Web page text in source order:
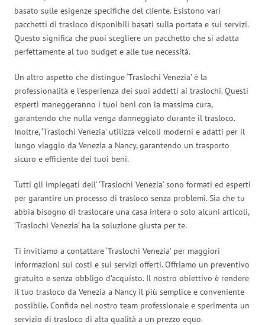
basato sulle esigenze specifiche del cliente. Esistono vari
pacchetti di trasloco disponibili basati sulla portata e sui servizi.
Questo significa che puoi scegliere un pacchetto che si adatta
perfettamente al tuo budget e alle tue necessità.
Un altro aspetto che distingue ‘Traslochi Venezia’ è la
professionalità e l’esperienza dei suoi addetti ai traslochi. Questi
esperti maneggeranno i tuoi beni con la massima cura,
garantendo che nulla venga danneggiato durante il trasloco.
Inoltre, ‘Traslochi Venezia’ utilizza veicoli moderni e adatti per il
lungo viaggio da Venezia a Nancy, garantendo un trasporto
sicuro e efficiente dei tuoi beni.
Tutti gli impiegati dell’ ‘Traslochi Venezia’ sono formati ed esperti
per garantire un processo di trasloco senza problemi. Sia che tu
abbia bisogno di traslocare una casa intera o solo alcuni articoli,
‘Traslochi Venezia’ ha la soluzione giusta per te.
Ti invitiamo a contattare ‘Traslochi Venezia’ per maggiori
informazioni sui costi e sui servizi offerti. Offriamo un preventivo
gratuito e senza obbligo d’acquisto. Il nostro obiettivo è rendere
il tuo trasloco da Venezia a Nancy il più semplice e conveniente
possibile. Confida nel nostro team professionale e sperimenta un
servizio di trasloco di alta qualità a un prezzo equo.